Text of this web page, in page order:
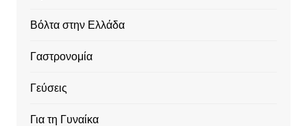
Βόλτα στην Ελλάδα
Γαστρονομία
Γεύσεις
Για τη Γυναίκα